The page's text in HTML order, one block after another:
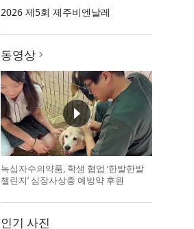
2026 제5회 제주비엔날레
동영상
녹십자수의약품, 학생 협업 ‘한발한발
챌린지’ 심장사상충 예방약 후원
인기 사진